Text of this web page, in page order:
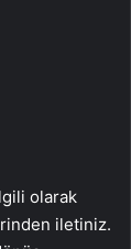
olarak
iletiniz.